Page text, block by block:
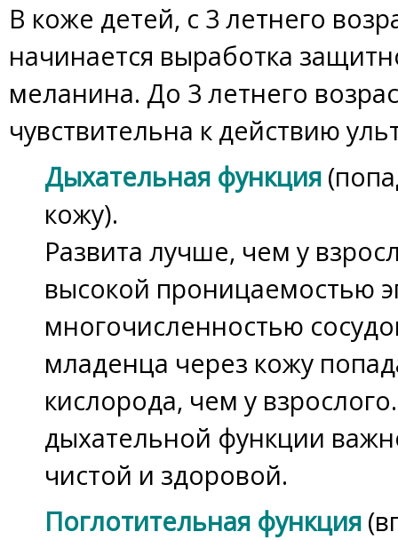
В коже детей, с 3 летнего
начинается выработка
меланина. До 3 летнего
чувствительна к действию
Дыхательная функция
кожу).
Развита лучше, чем у
высокой проницаемостью
многочисленностью
младенца через кожу
кислорода, чем у
дыхательной функции
чистой и здоровой.
Поглотительная функция